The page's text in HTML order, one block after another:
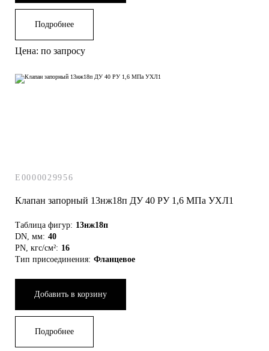
Подробнее
Цена: по запросу
E0000029956
Клапан запорный 13нж18п ДУ 40 РУ 1,6 МПа УХЛ1
Таблица фигур: 13нж18п
DN, мм: 40
PN, кгс/см²: 16
Тип присоединения: Фланцевое
Добавить в корзину
Подробнее